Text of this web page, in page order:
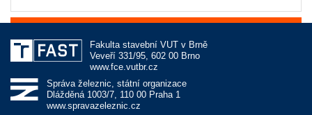
Fakulta stavební VUT v Brně
Veveří 331/95, 602 00 Brno
www.fce.vutbr.cz
Správa železnic, státní organizace
Dlážděná 1003/7, 110 00 Praha 1
www.spravazeleznic.cz